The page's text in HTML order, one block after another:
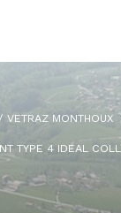
VETRAZ MONTHOUX
TYPE 4 IDEAL